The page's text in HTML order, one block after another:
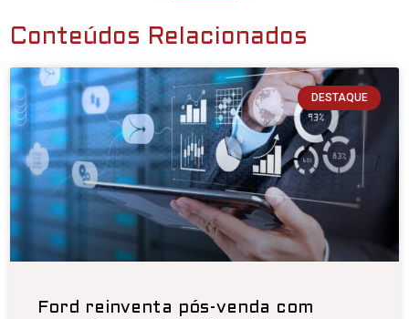
Conteúdos Relacionados
DESTAQUE
Ford reinventa pós-venda com